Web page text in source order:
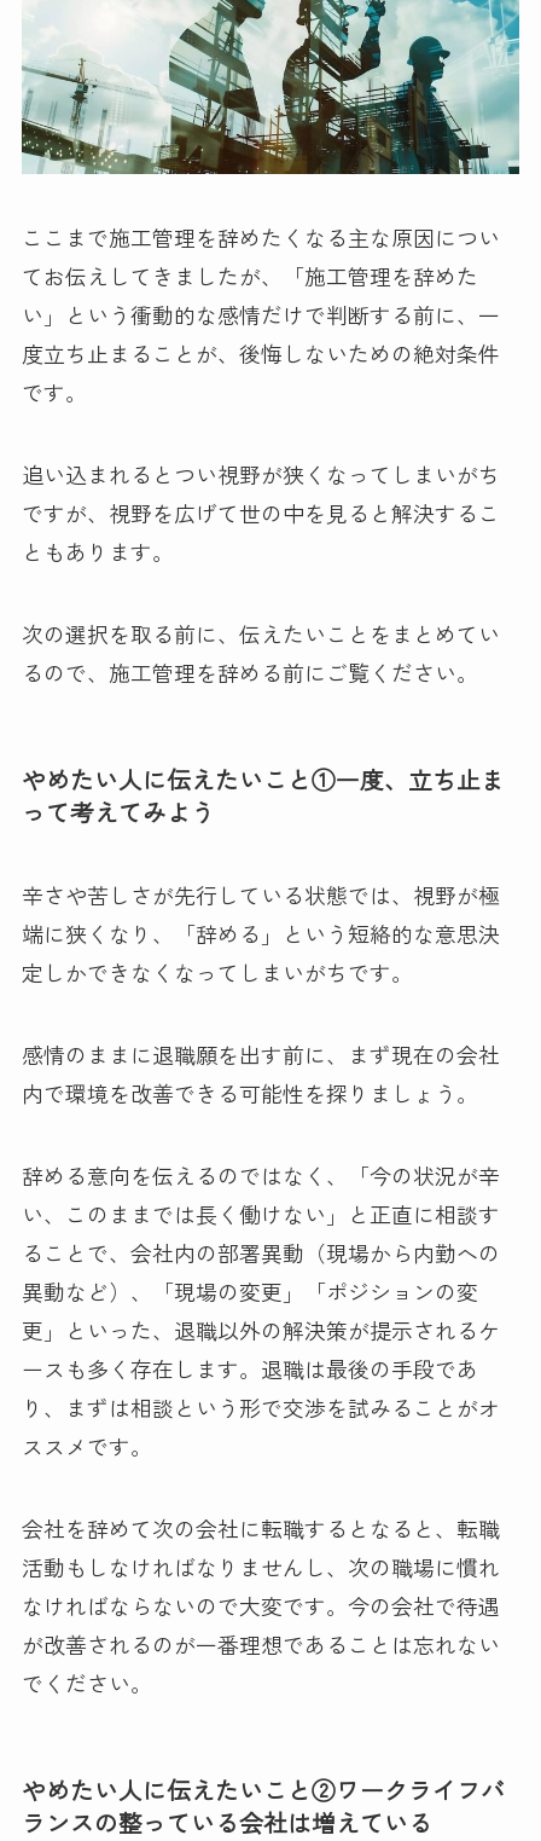
ここまで施工管理を辞めたくなる主な原因につい
てお伝えしてきましたが、「施工管理を辞めた
い」という衝動的な感情だけで判断する前に、一
度立ち止まることが、後悔しないための絶対条件
です。
追い込まれるとつい視野が狭くなってしまいがち
ですが、視野を広げて世の中を見ると解決するこ
ともあります。
次の選択を取る前に、伝えたいことをまとめてい
るので、施工管理を辞める前にご覧ください。
やめたい人に伝えたいこと①一度、立ち止ま
って考えてみよう
辛さや苦しさが先行している状態では、視野が極
端に狭くなり、「辞める」という短絡的な意思決
定しかできなくなってしまいがちです。
感情のままに退職願を出す前に、まず現在の会社
内で環境を改善できる可能性を探りましょう。
辞める意向を伝えるのではなく、「今の状況が辛
い、このままでは長く働けない」と正直に相談す
ることで、会社内の部署異動（現場から内勤への
異動など）、「現場の変更」「ポジションの変
更」といった、退職以外の解決策が提示されるケ
ースも多く存在します。退職は最後の手段であ
り、まずは相談という形で交渉を試みることがオ
ススメです。
会社を辞めて次の会社に転職するとなると、転職
活動もしなければなりませんし、次の職場に慣れ
なければならないので大変です。今の会社で待遇
が改善されるのが一番理想であることは忘れない
でください。
やめたい人に伝えたいこと②ワークライフバ
ランスの整っている会社は増えている